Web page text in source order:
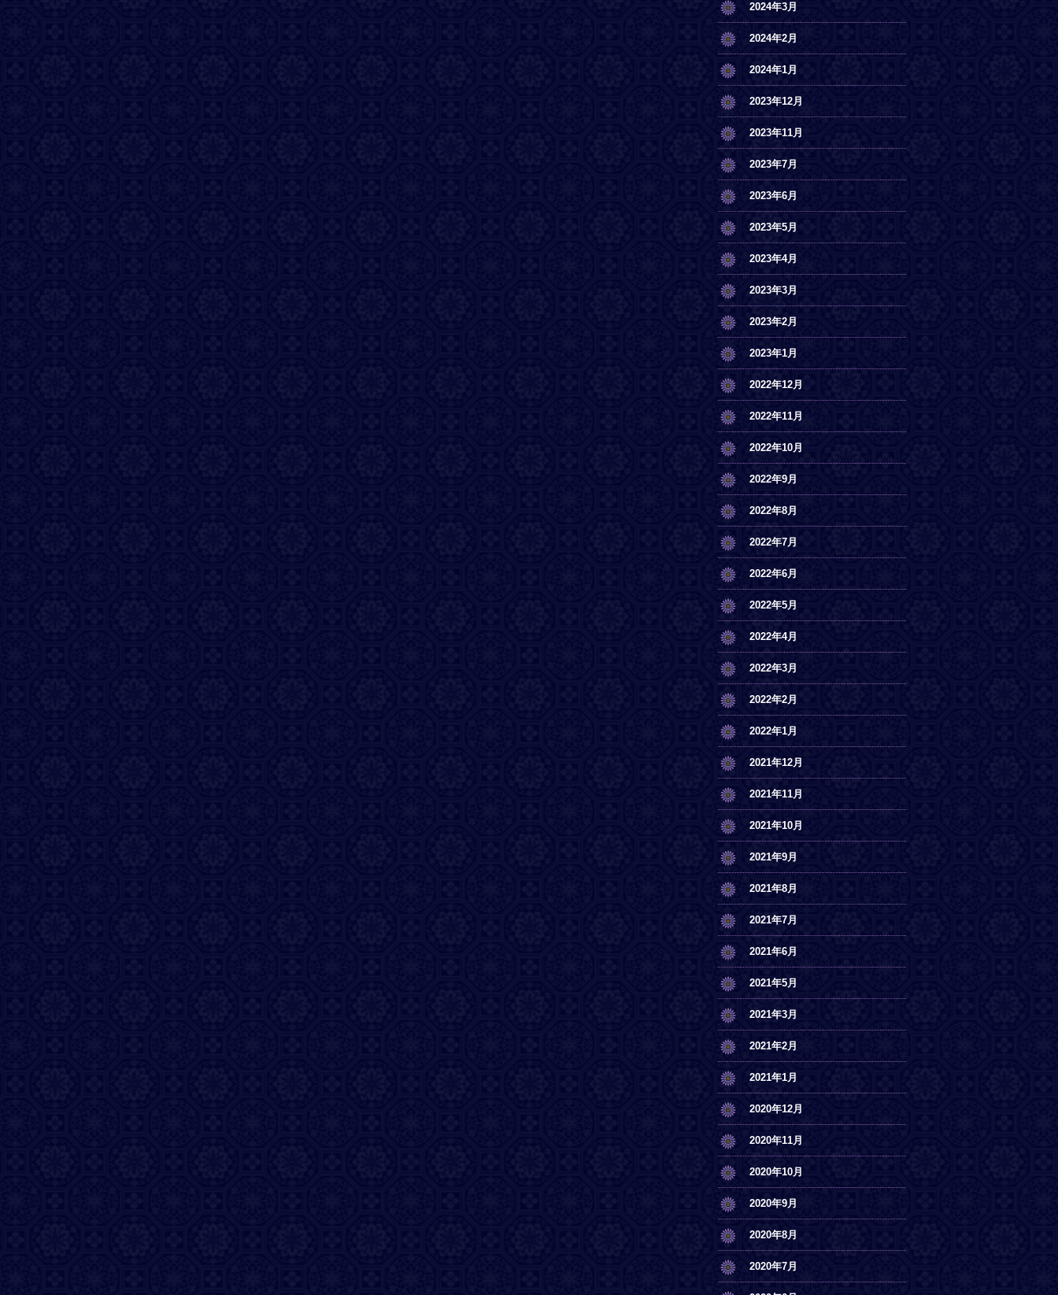
2024年3月
2024年2月
2024年1月
2023年12月
2023年11月
2023年7月
2023年6月
2023年5月
2023年4月
2023年3月
2023年2月
2023年1月
2022年12月
2022年11月
2022年10月
2022年9月
2022年8月
2022年7月
2022年6月
2022年5月
2022年4月
2022年3月
2022年2月
2022年1月
2021年12月
2021年11月
2021年10月
2021年9月
2021年8月
2021年7月
2021年6月
2021年5月
2021年3月
2021年2月
2021年1月
2020年12月
2020年11月
2020年10月
2020年9月
2020年8月
2020年7月